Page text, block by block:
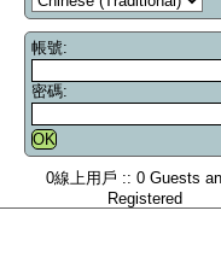
帳號:
密碼:
0線上用戶 :: 0 Guests
Registered